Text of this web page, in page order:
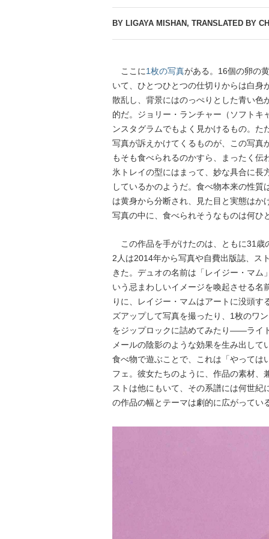
BY LIGAYA MISHAN, TRANSLATED BY
ここに1枚の写真がある。16個の卵の
いて、ひとつひとつの仕切りからは白
散乱し、背景にはのっぺりとした青い色
的だ。ジョリー・ランチャー（ソフトキ
ンスタグラムでもよく見かけるもの。
写真が訴えかけてくるものが、この写真
もそも食べられるのかすら、まったく
氷トレイの型にはまって、妙な具合に
しているかのようだ。食べ物本来の性
は黄身から分断され、見た目と実態は
写真の中に、食べられそうなものは何ひ
この作品を手がけたのは、ともに31歳
2人は2014年から写真や自費出版誌、ス
きた。デュオの名前は「レイジー・マム
いう忌まわしいイメージを喚起させる名
りに、レイジー・マムはアートに没頭
ズアップして写真を撮ったり、1枚のワ
をジップロックに詰めてみたり――ライ
メールの陰影のような効果を生み出し
食べ物で遊ぶことで、これは「やっては
フェ。彼女たちのように、作品の素材、
ストは他にもいて、その系譜には何世
の作品の幅とテーマは劇的に広がっている